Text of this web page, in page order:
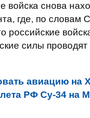
войска снова
где, по словам
российские
силы
авиацию на
РФ Су-34 на